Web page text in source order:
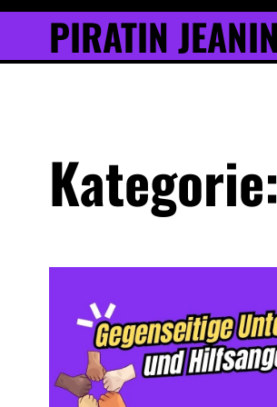
springen
Skip
content
PIRATIN
Kategorie: